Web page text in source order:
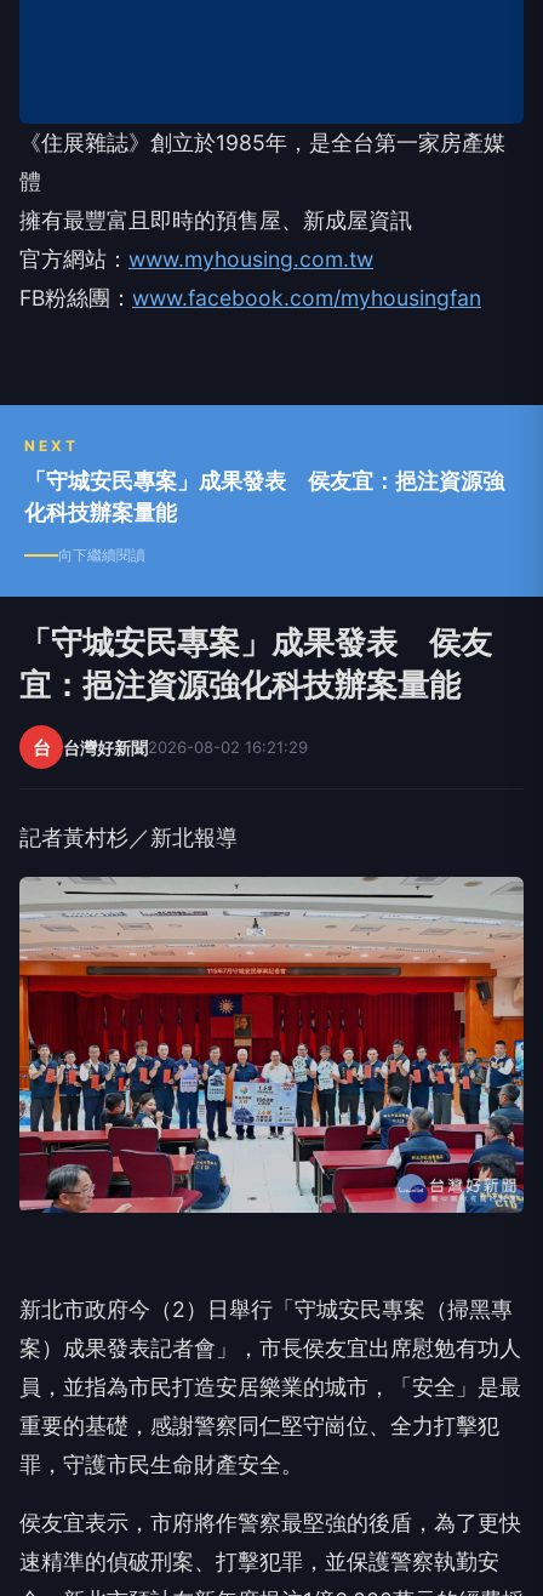
《住展雜誌》創立於1985年，是全台第一家房產媒
體
擁有最豐富且即時的預售屋、新成屋資訊
官方網站： www.myhousing.com.tw
FB粉絲團： www.facebook.com/myhousingfan
NEXT
「守城安民專案」成果發表 侯友宜：挹注資源強
化科技辦案量能
向下繼續閱讀
「守城安民專案」成果發表 侯友
宜：挹注資源強化科技辦案量能
台 台灣好新聞2026-08-02 16:21:29
記者黃村杉／新北報導
新北市政府今（2）日舉行「守城安民專案（掃黑專
案）成果發表記者會」，市長侯友宜出席慰勉有功人
員，並指為市民打造安居樂業的城市，「安全」是最
重要的基礎，感謝警察同仁堅守崗位、全力打擊犯
罪，守護市民生命財產安全。
侯友宜表示，市府將作警察最堅強的後盾，為了更快
速精準的偵破刑案、打擊犯罪，並保護警察執勤安